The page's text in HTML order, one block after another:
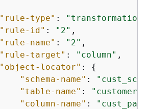
"rule-type" : "transformation"
"rule-id" : "2" ,
"rule-name" : "2" ,
"rule-target" : "column" ,
"object-locator" : {
"schema-name" :
"table-name" :
"column-name" :